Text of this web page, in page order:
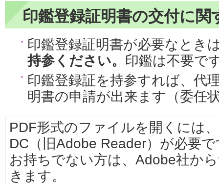
印鑑登録証明書の交付に関
印鑑登録証明書が必要なとき
持参ください。 印鑑は不要で
印鑑登録証を持参すれば、代
明書の申請が出来ます（委任
PDF形式のファイルを開くには
DC（旧Adobe Reader）が必要
お持ちでない方は、Adobe社か
きます。